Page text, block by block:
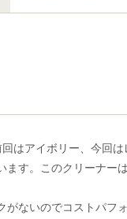
はアイボリー、今回は
ます。このクリーナー
ないのでコストパフ